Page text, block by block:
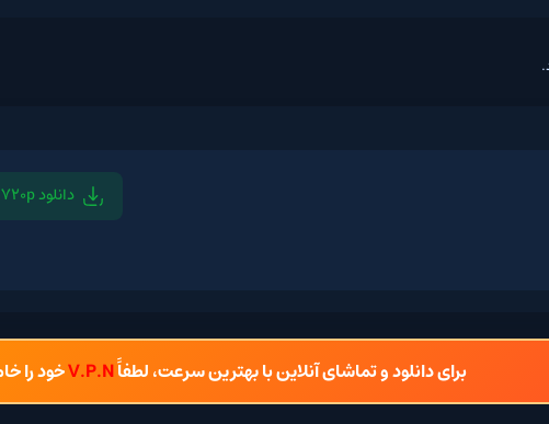
دانلود 480p
برای دانلود و تماشای آنلاین با بهترین سرعت، لطفاًV.P.Nخود را خاموش کنید.